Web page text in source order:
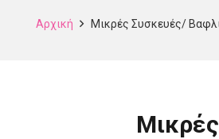
Αρχική Μικρές Συσκευές/